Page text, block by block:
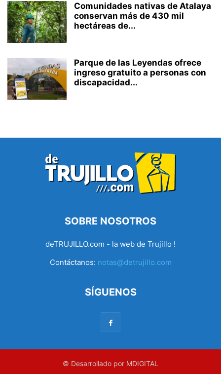
Comunidades nativas de Atalaya
conservan más de 430 mil
hectáreas de...
Parque de las Leyendas ofrece
ingreso gratuito a personas con
discapacidad...
SOBRE NOSOTROS
deTRUJILLO.com - la web de Trujillo !
Contáctanos: notas@detrujillo.com
SÍGUENOS
© Desarrollado por MDIGITAL